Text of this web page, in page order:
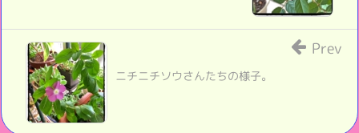
ニチニチソウさんたちの様子。
Prev